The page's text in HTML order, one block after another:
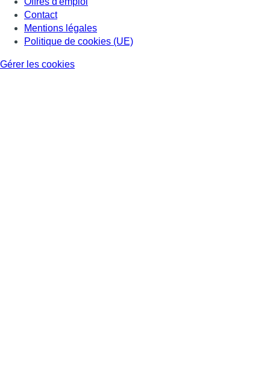
Contact
Mentions légales
Politique de cookies (UE)
Gérer les cookies